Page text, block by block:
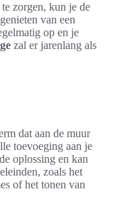
te zorgen, kun je de
van een
op en je
zal er jarenlang als
dat aan de muur
toevoeging aan je
oplossing en kan
zoals het
of het tonen van